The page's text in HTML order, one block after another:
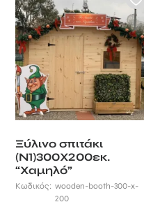
Ξύλινο σπιτάκι
(Ν1)300Χ200εκ.
“Χαμηλό”
Κωδικός: wooden-booth-300-x-
200